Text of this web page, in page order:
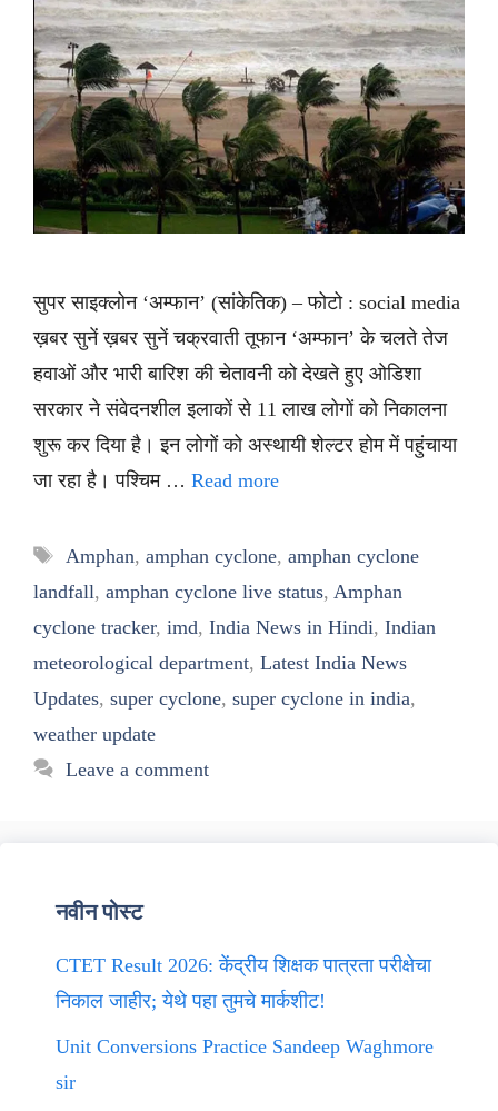
सुपर साइक्लोन ‘अम्फान’ (सांकेतिक) – फोटो : social media
ख़बर सुनें ख़बर सुनें चक्रवाती तूफान ‘अम्फान’ के चलते तेज
हवाओं और भारी बारिश की चेतावनी को देखते हुए ओडिशा
सरकार ने संवेदनशील इलाकों से 11 लाख लोगों को निकालना
शुरू कर दिया है। इन लोगों को अस्थायी शेल्टर होम में पहुंचाया
जा रहा है। पश्चिम … Read more
Tags
Amphan, amphan cyclone, amphan cyclone
landfall, amphan cyclone live status, Amphan
cyclone tracker, imd, India News in Hindi, Indian
meteorological department, Latest India News
Updates, super cyclone, super cyclone in india,
weather update
Leave a comment
नवीन पोस्ट
CTET Result 2026: केंद्रीय शिक्षक पात्रता परीक्षेचा
निकाल जाहीर; येथे पहा तुमचे मार्कशीट!
Unit Conversions Practice Sandeep Waghmore
sir